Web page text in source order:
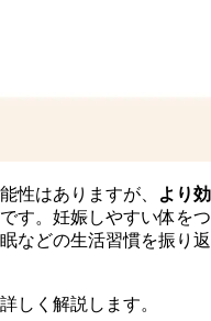
性はありますが、
より効
です。妊娠しやすい体をつ
などの生活習慣を振り返
しく解説します。